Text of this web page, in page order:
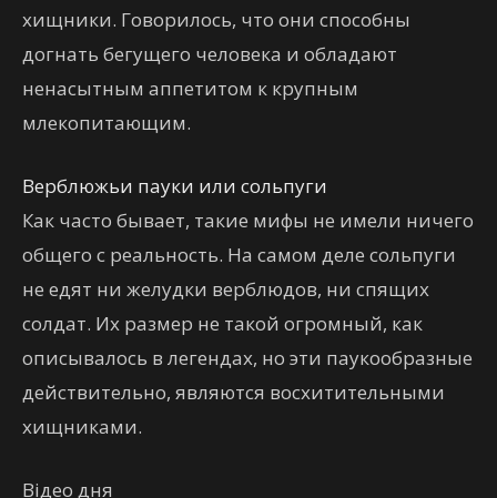
хищники. Говорилось, что они способны
догнать бегущего человека и обладают
ненасытным аппетитом к крупным
млекопитающим.
Верблюжьи пауки или сольпуги
Как часто бывает, такие мифы не имели ничего
общего с реальность. На самом деле сольпуги
не едят ни желудки верблюдов, ни спящих
солдат. Их размер не такой огромный, как
описывалось в легендах, но эти паукообразные
действительно, являются восхитительными
хищниками.
Відео дня